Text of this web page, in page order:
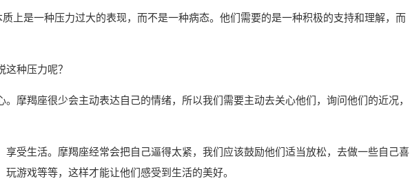
质上是一种压力过大的表现，而不是一种病态。他们需要的是一种积极的支持和理解，而
种压力呢？
摩羯座很少会主动表达自己的情绪，所以我们需要主动去关心他们，询问他们的近况，
享受生活。摩羯座经常会把自己逼得太紧，我们应该鼓励他们适当放松，去做一些自己喜
游戏等等，这样才能让他们感受到生活的美好。